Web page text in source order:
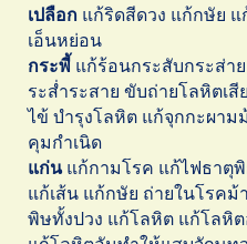
เปลือก แก้ริดสีดวง แก้กษัย
เอ็นหย่อน
กระพี้ แก้ร้อนกระสับกระส่า
ระส่ำระสาย ขับถ่ายโลหิตเ
ไข้ บำรุงโลหิต แก้จุกกะผา
คุมกำเนิด
แก่นแก้กามโรค แก้ไฟธาตุพิ
แก้เส้น แก้กษัย ถ่ายในโรคม้
พิษทั้งปวง แก้โลหิต แก้โลหิ